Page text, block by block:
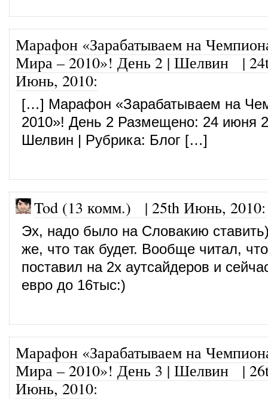
Марафон «Зарабатываем на
Мира – 2010»! День 2 | Шелвин|
Июнь, 2010:
[…] Марафон «Зарабатываем на
2010»! День 2 Размещено: 24 июня
Шелвин | Рубрика: Блог […]
Tod (13 комм.) | 25th Июнь, 2010:
Эх, надо было на Словакию
же, что так будет. Вообще читал,
поставил на 2х аутсайдеров и
евро до 16тыс:)
Марафон «Зарабатываем на
Мира – 2010»! День 3 | Шелвин|
Июнь, 2010: